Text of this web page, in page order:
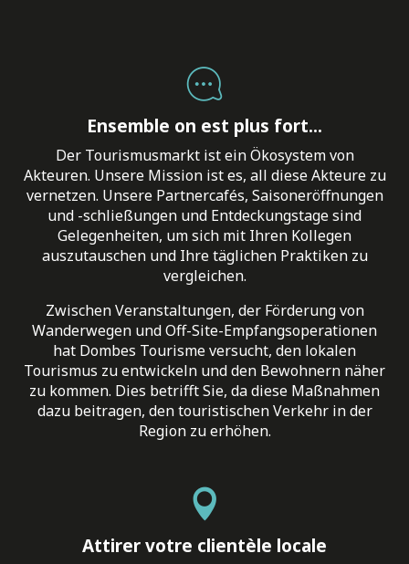
Ensemble on est plus fort...
Der Tourismusmarkt ist ein Ökosystem von
Akteuren. Unsere Mission ist es, all diese Akteure zu
vernetzen. Unsere Partnercafés, Saisoneröffnungen
und -schließungen und Entdeckungstage sind
Gelegenheiten, um sich mit Ihren Kollegen
auszutauschen und Ihre täglichen Praktiken zu
vergleichen.
Zwischen Veranstaltungen, der Förderung von
Wanderwegen und Off-Site-Empfangsoperationen
hat Dombes Tourisme versucht, den lokalen
Tourismus zu entwickeln und den Bewohnern näher
zu kommen. Dies betrifft Sie, da diese Maßnahmen
dazu beitragen, den touristischen Verkehr in der
Region zu erhöhen.
Attirer votre clientèle locale